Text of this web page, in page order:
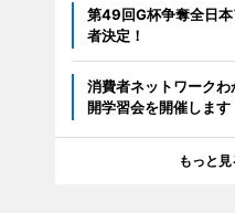
第49回G杯争奪全日
者決定！
消費者ネットワーク
開学習会を開催します
もっと見